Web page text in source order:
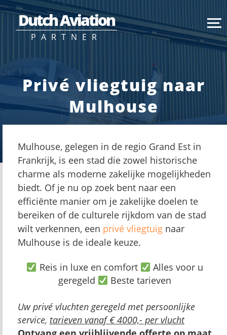
Dutch Aviation
PARTNER
Privé vliegtuig naar
Mulhouse
Mulhouse, gelegen in de regio Grand Est in
Frankrijk, is een stad die zowel historische
charme als moderne zakelijke mogelijkheden
biedt. Of je nu op zoek bent naar een
efficiënte manier om je zakelijke doelen te
bereiken of de culturele rijkdom van de stad
wilt verkennen, een privé vliegtuig naar
Mulhouse is de ideale keuze.
Reis in luxe en comfort
Alles voor u
geregeld
Beste tarieven
Uw privé vluchten geregeld met persoonlijke
service, tarieven vanaf € 4000,- per vlucht